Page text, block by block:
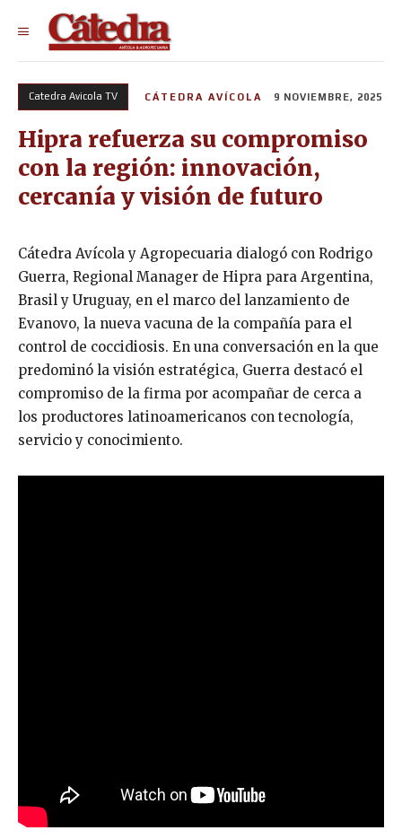
Catedra Avicola TV CÁTEDRA AVÍCOLA 9 NOVIEMBRE, 2025
Hipra refuerza su compromiso
con la región: innovación,
cercanía y visión de futuro
Cátedra Avícola y Agropecuaria dialogó con Rodrigo
Guerra, Regional Manager de Hipra para Argentina,
Brasil y Uruguay, en el marco del lanzamiento de
Evanovo, la nueva vacuna de la compañía para el
control de coccidiosis. En una conversación en la que
predominó la visión estratégica, Guerra destacó el
compromiso de la firma por acompañar de cerca a
los productores latinoamericanos con tecnología,
servicio y conocimiento.